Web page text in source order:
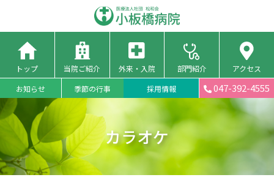
トップ 当院ご紹介 外来・入院 部門紹介
アクセス
お知らせ
季節の行事 採用情報 047-392-4555
カラオケ